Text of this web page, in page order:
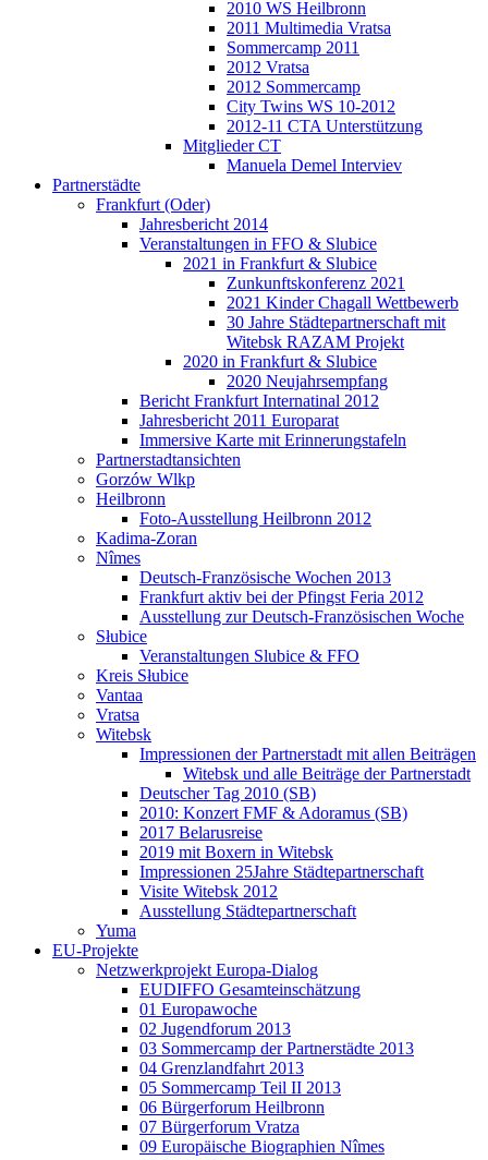
2010 WS Heilbronn
2011 Multimedia Vratsa
Sommercamp 2011
2012 Vratsa
2012 Sommercamp
City Twins WS 10-2012
2012-11 CTA Unterstützung
Mitglieder CT
Manuela Demel Interviev
Partnerstädte
Frankfurt (Oder)
Jahresbericht 2014
Veranstaltungen in FFO & Slubice
2021 in Frankfurt & Slubice
Zunkunftskonferenz 2021
2021 Kinder Chagall Wettbewerb
30 Jahre Städtepartnerschaft mit
Witebsk RAZAM Projekt
2020 in Frankfurt & Slubice
2020 Neujahrsempfang
Bericht Frankfurt Internatinal 2012
Jahresbericht 2011 Europarat
Immersive Karte mit Erinnerungstafeln
Partnerstadtansichten
Gorzów Wlkp
Heilbronn
Foto-Ausstellung Heilbronn 2012
Kadima-Zoran
Nîmes
Deutsch-Französische Wochen 2013
Frankfurt aktiv bei der Pfingst Feria 2012
Ausstellung zur Deutsch-Französischen Woche
Słubice
Veranstaltungen Slubice & FFO
Kreis Słubice
Vantaa
Vratsa
Witebsk
Impressionen der Partnerstadt mit allen Beiträgen
Witebsk und alle Beiträge der Partnerstadt
Deutscher Tag 2010 (SB)
2010: Konzert FMF & Adoramus (SB)
2017 Belarusreise
2019 mit Boxern in Witebsk
Impressionen 25Jahre Städtepartnerschaft
Visite Witebsk 2012
Ausstellung Städtepartnerschaft
Yuma
EU-Projekte
Netzwerkprojekt Europa-Dialog
EUDIFFO Gesamteinschätzung
01 Europawoche
02 Jugendforum 2013
03 Sommercamp der Partnerstädte 2013
04 Grenzlandfahrt 2013
05 Sommercamp Teil II 2013
06 Bürgerforum Heilbronn
07 Bürgerforum Vratza
09 Europäische Biographien Nîmes